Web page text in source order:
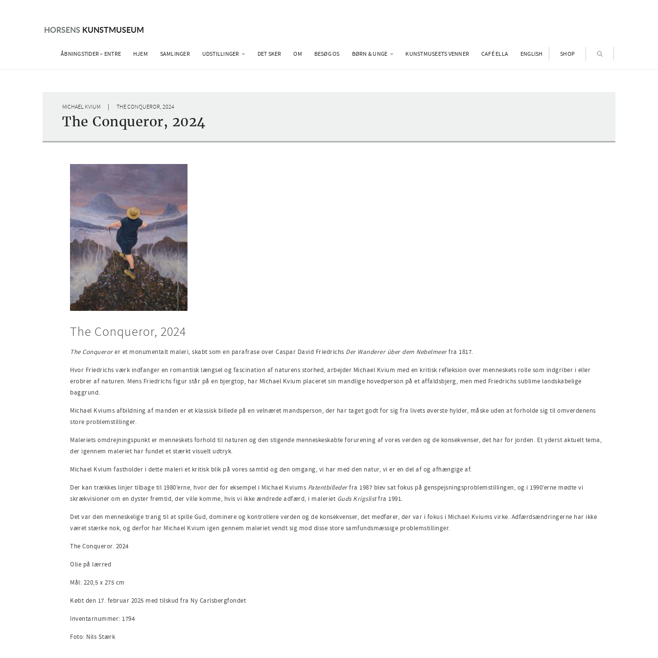
HORSENS KUNSTMUSEUM
ÅBNINGSTIDER – ENTRE HJEM SAMLINGER UDSTILLINGER DET SKER OM BESØG OS BØRN & UNGE KUNSTMUSEETS VENNER CAFÉ ELLA ENGLISH SHOP
MICHAEL KVIUM | THE CONQUEROR, 2024
The Conqueror, 2024
The Conqueror, 2024
The Conquerorer et monumentalt maleri, skabt som en parafrase over Caspar David Friedrichs Der Wanderer über dem Nebelmeerfra 1817.
Hvor Friedrichs værk indfanger en romantisk længsel og fascination af naturens storhed, arbejder Michael Kvium med en kritisk refleksion over menneskets rolle som indgriber i eller
erobrer af naturen. Mens Friedrichs figur står på en bjergtop, har Michael Kvium placeret sin mandlige hovedperson på et affaldsbjerg, men med Friedrichs sublime landskabelige
baggrund.
Michael Kviums afbildning af manden er et klassisk billede på en velnæret mandsperson, der har taget godt for sig fra livets øverste hylder, måske uden at forholde sig til omverdenens
store problemstillinger.
Maleriets omdrejningspunkt er menneskets forhold til naturen og den stigende menneskeskabte forurening af vores verden og de konsekvenser, det har for jorden. Et yderst aktuelt tema,
der igennem maleriet har fundet et stærkt visuelt udtryk.
Michael Kvium fastholder i dette maleri et kritisk blik på vores samtid og den omgang, vi har med den natur, vi er en del af og afhængige af.
Der kan trækkes linjer tilbage til 1980’erne, hvor der for eksempel i Michael Kviums Patentbillederfra 1987 blev sat fokus på genspejsningsproblemstillingen, og i 1990’erne mødte vi
skrækvisioner om en dyster fremtid, der ville komme, hvis vi ikke ændrede adfærd, i maleriet Guds Krigslistfra 1991.
Det var den menneskelige trang til at spille Gud, dominere og kontrollere verden og de konsekvenser, det medfører, der var i fokus i Michael Kviums virke. Adfærdsændringerne har ikke
været stærke nok, og derfor har Michael Kvium igen gennem maleriet vendt sig mod disse store samfundsmæssige problemstillinger.
The Conqueror. 2024
Olie på lærred
Mål: 220,5 x 275 cm
Købt den 17. februar 2025 med tilskud fra Ny Carlsbergfondet
Inventarnummer: 1794
Foto: Nils Stærk